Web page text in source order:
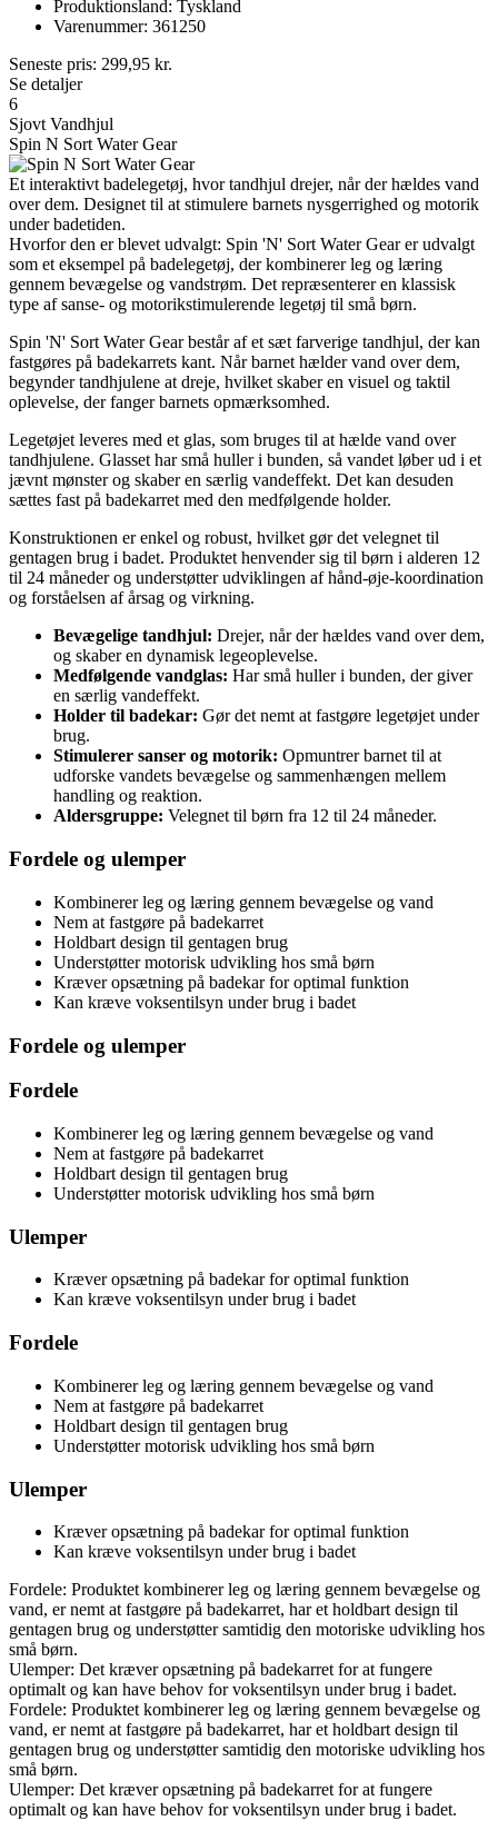
Produktionsland: Tyskland
Varenummer: 361250
Seneste pris: 299,95 kr.
Se detaljer
6
Sjovt Vandhjul
Spin N Sort Water Gear
Et interaktivt badelegetøj, hvor tandhjul drejer, når der hældes vand
over dem. Designet til at stimulere barnets nysgerrighed og motorik
under badetiden.
Hvorfor den er blevet udvalgt: Spin 'N' Sort Water Gear er udvalgt
som et eksempel på badelegetøj, der kombinerer leg og læring
gennem bevægelse og vandstrøm. Det repræsenterer en klassisk
type af sanse- og motorikstimulerende legetøj til små børn.
Spin 'N' Sort Water Gear består af et sæt farverige tandhjul, der kan
fastgøres på badekarrets kant. Når barnet hælder vand over dem,
begynder tandhjulene at dreje, hvilket skaber en visuel og taktil
oplevelse, der fanger barnets opmærksomhed.
Legetøjet leveres med et glas, som bruges til at hælde vand over
tandhjulene. Glasset har små huller i bunden, så vandet løber ud i et
jævnt mønster og skaber en særlig vandeffekt. Det kan desuden
sættes fast på badekarret med den medfølgende holder.
Konstruktionen er enkel og robust, hvilket gør det velegnet til
gentagen brug i badet. Produktet henvender sig til børn i alderen 12
til 24 måneder og understøtter udviklingen af hånd-øje-koordination
og forståelsen af årsag og virkning.
Bevægelige tandhjul: Drejer, når der hældes vand over dem,
og skaber en dynamisk legeoplevelse.
Medfølgende vandglas: Har små huller i bunden, der giver
en særlig vandeffekt.
Holder til badekar: Gør det nemt at fastgøre legetøjet under
brug.
Stimulerer sanser og motorik: Opmuntrer barnet til at
udforske vandets bevægelse og sammenhængen mellem
handling og reaktion.
Aldersgruppe: Velegnet til børn fra 12 til 24 måneder.
Fordele og ulemper
Kombinerer leg og læring gennem bevægelse og vand
Nem at fastgøre på badekarret
Holdbart design til gentagen brug
Understøtter motorisk udvikling hos små børn
Kræver opsætning på badekar for optimal funktion
Kan kræve voksentilsyn under brug i badet
Fordele og ulemper
Fordele
Kombinerer leg og læring gennem bevægelse og vand
Nem at fastgøre på badekarret
Holdbart design til gentagen brug
Understøtter motorisk udvikling hos små børn
Ulemper
Kræver opsætning på badekar for optimal funktion
Kan kræve voksentilsyn under brug i badet
Fordele
Kombinerer leg og læring gennem bevægelse og vand
Nem at fastgøre på badekarret
Holdbart design til gentagen brug
Understøtter motorisk udvikling hos små børn
Ulemper
Kræver opsætning på badekar for optimal funktion
Kan kræve voksentilsyn under brug i badet
Fordele: Produktet kombinerer leg og læring gennem bevægelse og
vand, er nemt at fastgøre på badekarret, har et holdbart design til
gentagen brug og understøtter samtidig den motoriske udvikling hos
små børn.
Ulemper: Det kræver opsætning på badekarret for at fungere
optimalt og kan have behov for voksentilsyn under brug i badet.
Fordele: Produktet kombinerer leg og læring gennem bevægelse og
vand, er nemt at fastgøre på badekarret, har et holdbart design til
gentagen brug og understøtter samtidig den motoriske udvikling hos
små børn.
Ulemper: Det kræver opsætning på badekarret for at fungere
optimalt og kan have behov for voksentilsyn under brug i badet.